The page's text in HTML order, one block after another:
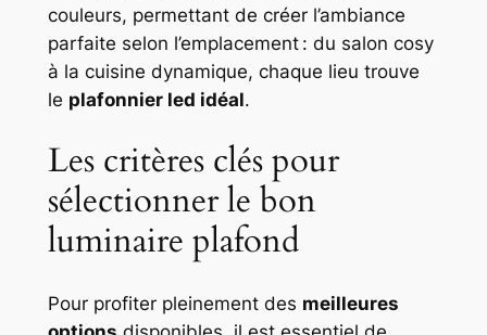
couleurs, permettant de créer l’ambiance
parfaite selon l’emplacement : du salon cosy
à la cuisine dynamique, chaque lieu trouve
le plafonnier led idéal.
Les critères clés pour
sélectionner le bon
luminaire plafond
Pour profiter pleinement des meilleures